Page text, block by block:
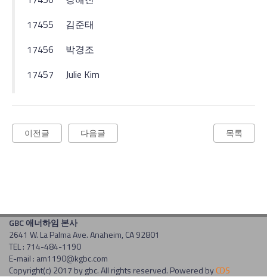
17455
김준태
17456
박경조
17457
Julie Kim
다음글
이전글 목록
GBC 애너하임 본사
2641 W. La Palma Ave. Anaheim, CA 92801
TEL : 714-484-1190
E-mail : am1190@kgbc.com
Copyright(c) 2017 by gbc. All rights reserved. Powered byCDS